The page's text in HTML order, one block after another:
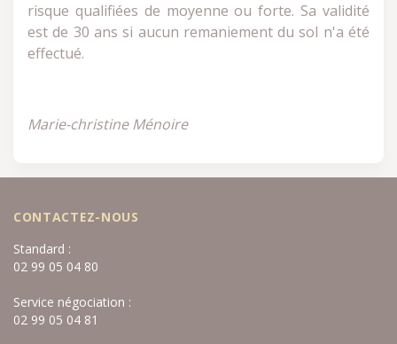
risque qualifiées de moyenne ou forte. Sa validité
est de 30 ans si aucun remaniement du sol n'a été
effectué.
Marie-christine Ménoire
CONTACTEZ-NOUS
Standard :
02 99 05 04 80
Service négociation :
02 99 05 04 81